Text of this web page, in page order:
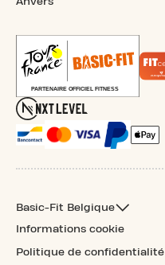
Basic-Fit Belgique
Informations cookie
Politique de confidentialité